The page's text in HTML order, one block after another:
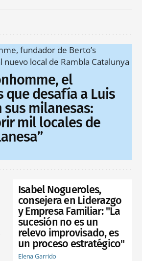
el
que desafía a Luis
sus milanesas:
mil locales de
Isabel Nogueroles,
consejera en Liderazgo
y Empresa Familiar: "La
sucesión no es un
relevo improvisado, es
un proceso estratégico"
Elena Garrido